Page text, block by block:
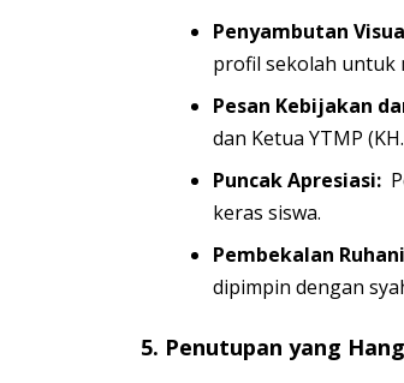
Penyambutan
profil sekolah untuk
Pesan Kebijakan
dan Ketua YTMP
Puncak Apresiasi:
keras siswa.
Pembekalan
dipimpin dengan
5. Penutupan yang